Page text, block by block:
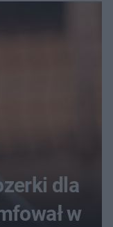
dla
w